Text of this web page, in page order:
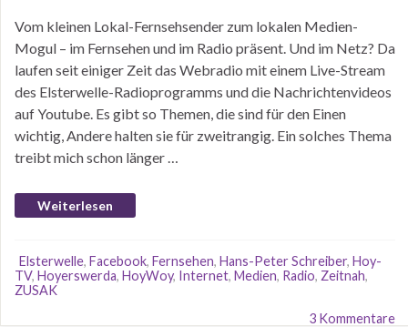
Vom kleinen Lokal-Fernsehsender zum lokalen Medien-
Mogul – im Fernsehen und im Radio präsent. Und im Netz? Da
laufen seit einiger Zeit das Webradio mit einem Live-Stream
des Elsterwelle-Radioprogramms und die Nachrichtenvideos
auf Youtube. Es gibt so Themen, die sind für den Einen
wichtig, Andere halten sie für zweitrangig. Ein solches Thema
treibt mich schon länger …
Weiterlesen
Elsterwelle, Facebook, Fernsehen, Hans-Peter Schreiber, Hoy-
TV, Hoyerswerda, HoyWoy, Internet, Medien, Radio, Zeitnah,
ZUSAK
3 Kommentare